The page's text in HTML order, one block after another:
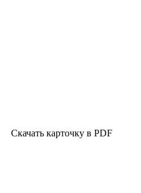
Скачать карточку в PDF